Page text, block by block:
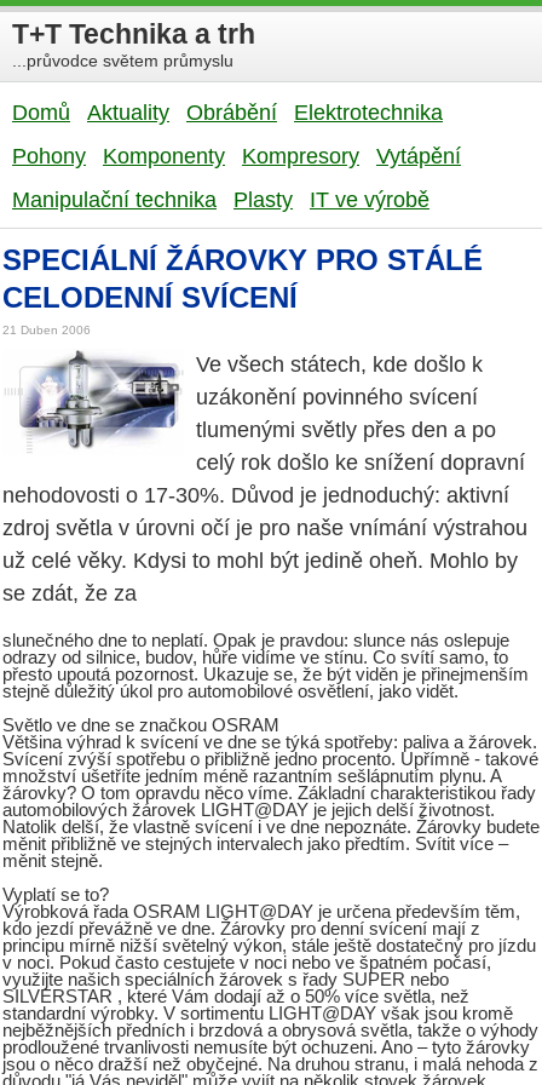
T+T Technika a trh
...průvodce světem průmyslu
Domů Aktuality Obrábění
Elektrotechnika
Pohony
Komponenty Kompresory
Vytápění
Manipulační technika
Plasty IT ve výrobě
SPECIÁLNÍ ŽÁROVKY PRO STÁLÉ
CELODENNÍ SVÍCENÍ
21 Duben 2006
Ve všech státech, kde došlo k
uzákonění povinného svícení
tlumenými světly přes den a po
celý rok došlo ke snížení dopravní
nehodovosti o 17-30%. Důvod je jednoduchý: aktivní
zdroj světla v úrovni očí je pro naše vnímání výstrahou
už celé věky. Kdysi to mohl být jedině oheň. Mohlo by
se zdát, že za
slunečného dne to neplatí. Opak je pravdou: slunce nás oslepuje
odrazy od silnice, budov, hůře vidíme ve stínu. Co svítí samo, to
přesto upoutá pozornost. Ukazuje se, že být viděn je přinejmenším
stejně důležitý úkol pro automobilové osvětlení, jako vidět.
Světlo ve dne se značkou OSRAM
Většina výhrad k svícení ve dne se týká spotřeby: paliva a žárovek.
Svícení zvýší spotřebu o přibližně jedno procento. Upřímně - takové
množství ušetříte jedním méně razantním sešlápnutím plynu. A
žárovky? O tom opravdu něco víme. Základní charakteristikou řady
automobilových žárovek LIGHT@DAY je jejich delší životnost.
Natolik delší, že vlastně svícení i ve dne nepoznáte. Žárovky budete
měnit přibližně ve stejných intervalech jako předtím. Svítit více –
měnit stejně.
Vyplatí se to?
Výrobková řada OSRAM LIGHT@DAY je určena především těm,
kdo jezdí převážně ve dne. Žárovky pro denní svícení mají z
principu mírně nižší světelný výkon, stále ještě dostatečný pro jízdu
v noci. Pokud často cestujete v noci nebo ve špatném počasí,
využijte našich speciálních žárovek s řady SUPER nebo
SILVERSTAR , které Vám dodají až o 50% více světla, než
standardní výrobky. V sortimentu LIGHT@DAY však jsou kromě
nejběžnějších předních i brzdová a obrysová světla, takže o výhody
prodloužené trvanlivosti nemusíte být ochuzeni. Ano – tyto žárovky
jsou o něco dražší než obyčejné. Na druhou stranu, i malá nehoda z